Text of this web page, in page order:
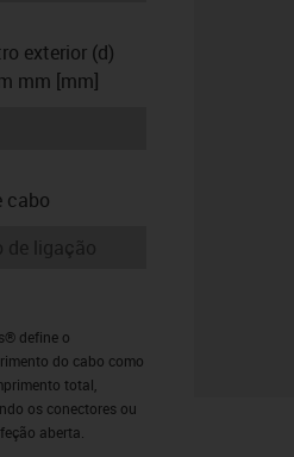
exterior (d)
mm [mm]
cabo
info
define o
do cabo como
total,
os conectores ou
aberta.